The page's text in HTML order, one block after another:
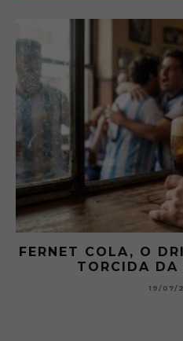
FERNET COLA, O
TORCIDA DA
19/07/